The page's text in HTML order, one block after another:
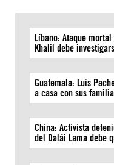
Líbano: Ataque
Khalil debe
Guatemala: Luis
a casa con sus
China: Activista
del Dalái Lama debe